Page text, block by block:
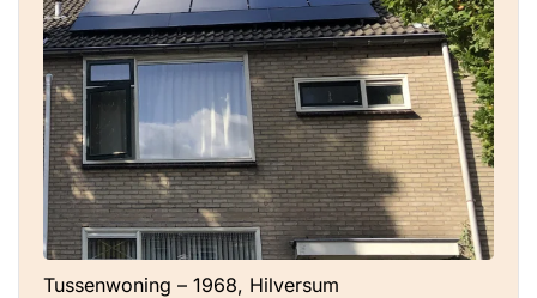
Tussenwoning – 1968, Hilversum